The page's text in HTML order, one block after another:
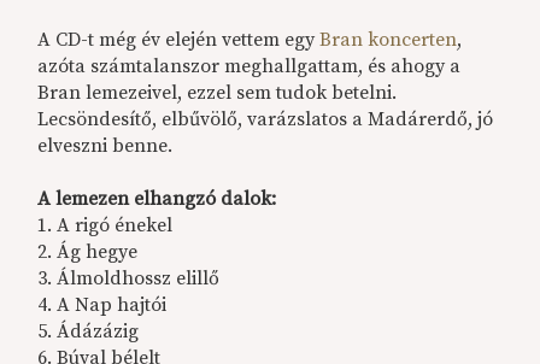
A CD-t még év elején vettem egyBran koncerten,
azóta számtalanszor meghallgattam, és ahogy a
Bran lemezeivel, ezzel sem tudok betelni.
Lecsöndesítő, elbűvölő, varázslatos a Madárerdő, jó
elveszni benne.
A lemezen elhangzó dalok:
1. A rigó énekel
2. Ág hegye
3. Álmoldhossz elillő
4. A Nap hajtói
5. Ádázázig
6. Búval bélelt